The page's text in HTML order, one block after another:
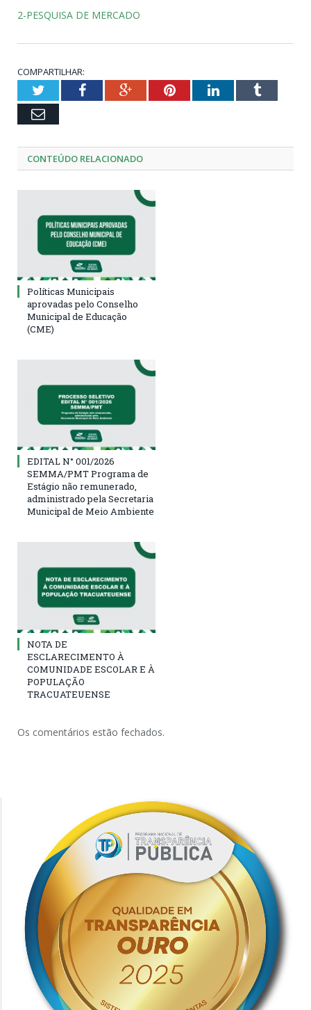
2-PESQUISA DE MERCADO
COMPARTILHAR:
TwitterFacebookGoogle+PinterestLinkedInTumblr
Email
CONTEÚDO RELACIONADO
Políticas Municipais
aprovadas pelo Conselho
Municipal de Educação
(CME)
EDITAL N° 001/2026
SEMMA/PMT Programa de
Estágio não remunerado,
administrado pela Secretaria
Municipal de Meio Ambiente
NOTA DE
ESCLARECIMENTO À
COMUNIDADE ESCOLAR E À
POPULAÇÃO
TRACUATEUENSE
Os comentários estão fechados.